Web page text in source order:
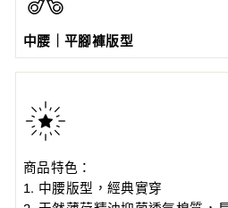
中腰｜平腳褲版型
商品特色：
1. 中腰版型，經典實穿